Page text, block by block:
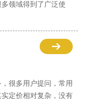
领域得到了广泛使
很多用户提问，常用
定价相对复杂，没有